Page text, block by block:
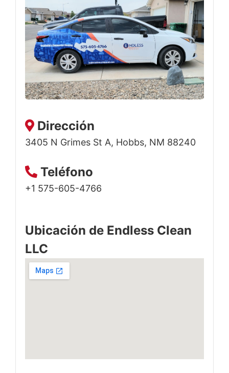
Dirección
3405 N Grimes St A, Hobbs, NM 88240
Teléfono
+1 575-605-4766
Ubicación de Endless Clean
LLC